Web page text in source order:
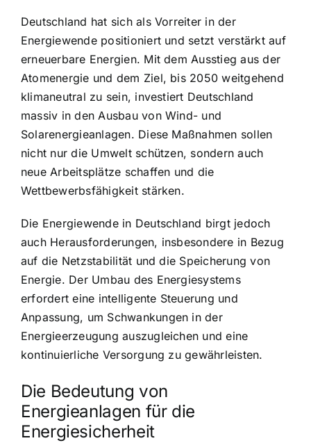
Deutschland hat sich als Vorreiter in der
Energiewende positioniert und setzt verstärkt auf
erneuerbare Energien. Mit dem Ausstieg aus der
Atomenergie und dem Ziel, bis 2050 weitgehend
klimaneutral zu sein, investiert Deutschland
massiv in den Ausbau von Wind- und
Solarenergieanlagen. Diese Maßnahmen sollen
nicht nur die Umwelt schützen, sondern auch
neue Arbeitsplätze schaffen und die
Wettbewerbsfähigkeit stärken.
Die Energiewende in Deutschland birgt jedoch
auch Herausforderungen, insbesondere in Bezug
auf die Netzstabilität und die Speicherung von
Energie. Der Umbau des Energiesystems
erfordert eine intelligente Steuerung und
Anpassung, um Schwankungen in der
Energieerzeugung auszugleichen und eine
kontinuierliche Versorgung zu gewährleisten.
Die Bedeutung von
Energieanlagen für die
Energiesicherheit